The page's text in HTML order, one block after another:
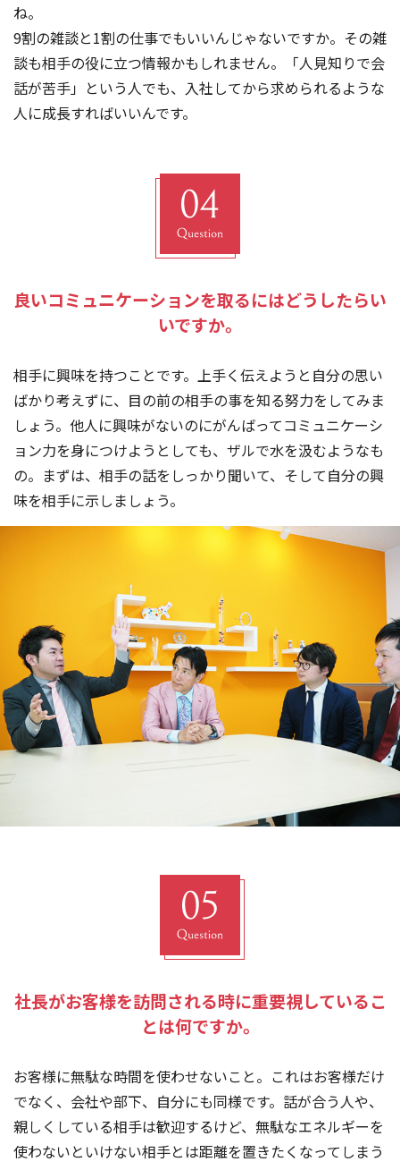
ね。
9割の雑談と1割の仕事でもいいんじゃないですか。その雑
談も相手の役に立つ情報かもしれません。「人見知りで会
話が苦手」という人でも、入社してから求められるような
人に成長すればいいんです。
良いコミュニケーションを取るにはどうしたらい
いですか。
相手に興味を持つことです。上手く伝えようと自分の思い
ばかり考えずに、目の前の相手の事を知る努力をしてみま
しょう。他人に興味がないのにがんばってコミュニケーシ
ョン力を身につけようとしても、ザルで水を汲むようなも
の。まずは、相手の話をしっかり聞いて、そして自分の興
味を相手に示しましょう。
社長がお客様を訪問される時に重要視しているこ
とは何ですか。
お客様に無駄な時間を使わせないこと。これはお客様だけ
でなく、会社や部下、自分にも同様です。話が合う人や、
親しくしている相手は歓迎するけど、無駄なエネルギーを
使わないといけない相手とは距離を置きたくなってしまう